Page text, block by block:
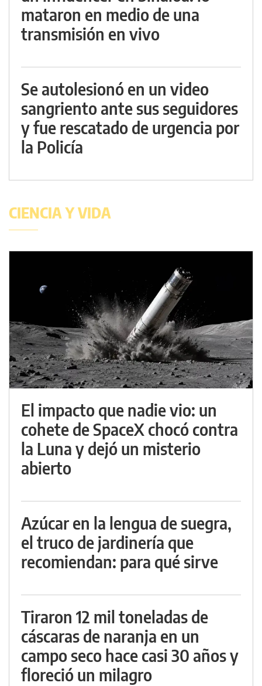
mataron en medio de una
transmisión en vivo
Se autolesionó en un video
sangriento ante sus seguidores
y fue rescatado de urgencia por
la Policía
CIENCIA Y VIDA
El impacto que nadie vio: un
cohete de SpaceX chocó contra
la Luna y dejó un misterio
abierto
Azúcar en la lengua de suegra,
el truco de jardinería que
recomiendan: para qué sirve
Tiraron 12 mil toneladas de
cáscaras de naranja en un
campo seco hace casi 30 años y
floreció un milagro